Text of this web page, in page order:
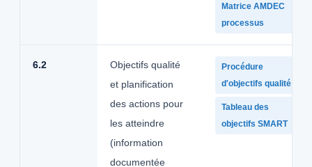
Matrice AMDEC
processus
6.2
Objectifs qualité
et planification
des actions pour
les atteindre
(information
documentée
Procédure
d'objectifs qualité
Tableau des
objectifs SMART